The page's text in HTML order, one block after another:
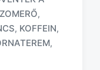
,
, KOFFEIN,
,